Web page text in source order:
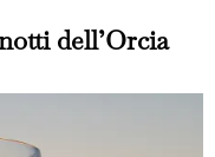
dell’Orcia